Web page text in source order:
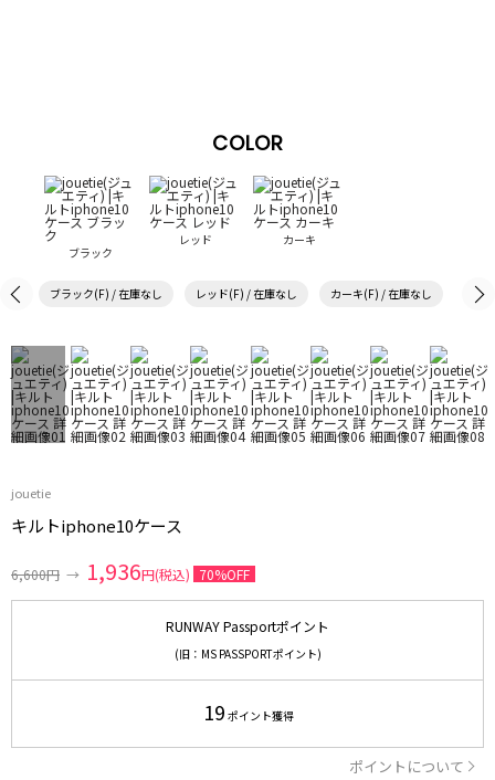
COLOR
ブラック
レッド カーキ
ブラック(F) / 在庫なし レッド(F) / 在庫なし カーキ(F) / 在庫なし
jouetie
キルトiphone10ケース
6,600円 → 1,936円(税込) 70%OFF
RUNWAY Passportポイント
(旧：MS PASSPORTポイント)
19 ポイント獲得
ポイントについて